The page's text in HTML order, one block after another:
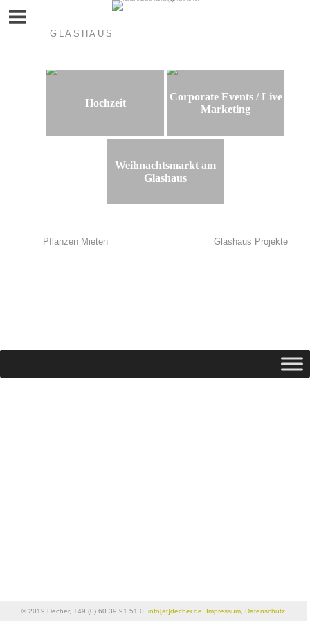
GLASHAUS
Hochzeit
Corporate Events / Live
Marketing
Weihnachtsmarkt am
Glashaus
Beitragsnavigation
Pflanzen Mieten Glashaus Projekte
© 2019 Decher, +49 (0) 60 39 91 51 0,info[at]decher.de Impressum ,Datenschutz